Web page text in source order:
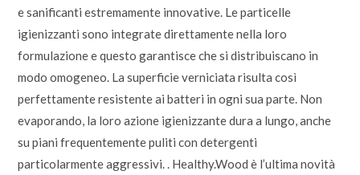
e sanificanti estremamente innovative. Le particelle
igienizzanti sono integrate direttamente nella loro
formulazione e questo garantisce che si distribuiscano in
modo omogeneo. La superficie verniciata risulta così
perfettamente resistente ai batteri in ogni sua parte. Non
evaporando, la loro azione igienizzante dura a lungo, anche
su piani frequentemente puliti con detergenti
particolarmente aggressivi. . Healthy.Wood è l’ultima novità